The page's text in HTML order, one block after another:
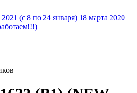
(с 8 по 24 января) 18 марта 2020